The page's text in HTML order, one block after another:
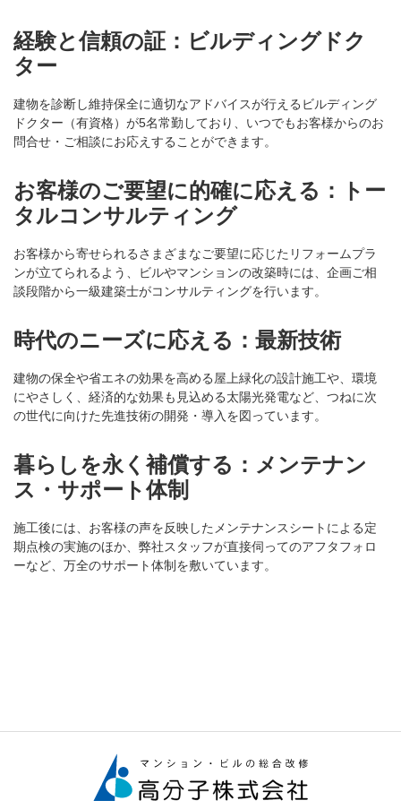
経験と信頼の証：ビルディングドク
ター
建物を診断し維持保全に適切なアドバイスが行えるビルディング
ドクター（有資格）が5名常勤しており、いつでもお客様からのお
問合せ・ご相談にお応えすることができます。
お客様のご要望に的確に応える：トー
タルコンサルティング
お客様から寄せられるさまざまなご要望に応じたリフォームプラ
ンが立てられるよう、ビルやマンションの改築時には、企画ご相
談段階から一級建築士がコンサルティングを行います。
時代のニーズに応える：最新技術
建物の保全や省エネの効果を高める屋上緑化の設計施工や、環境
にやさしく、経済的な効果も見込める太陽光発電など、つねに次
の世代に向けた先進技術の開発・導入を図っています。
暮らしを永く補償する：メンテナン
ス・サポート体制
施工後には、お客様の声を反映したメンテナンスシートによる定
期点検の実施のほか、弊社スタッフが直接伺ってのアフタフォロ
ーなど、万全のサポート体制を敷いています。